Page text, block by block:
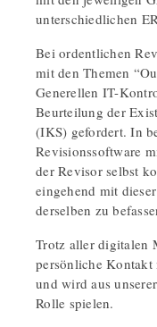
unterschiedlichen
Bei ordentlichen
mit den Themen
Generellen IT-
Beurteilung der
(IKS) gefordert. In
Revisionssoftware
der Revisor selbst
eingehend mit
derselben zu
Trotz aller digitalen
persönliche
und wird aus
Rolle spielen.